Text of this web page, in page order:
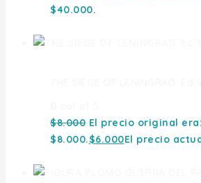
$40.000.
$8.000 El precio original era:
$8.000.$6.000El precio